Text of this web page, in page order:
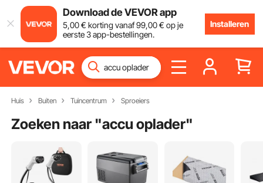
Download de VEVOR app
5,00€ korting vanaf99,00€ op je
eerste 3 app-bestellingen.
Installeren
Huis Buiten Tuincentrum Sproeiers
Zoeken naar "accu oplader"